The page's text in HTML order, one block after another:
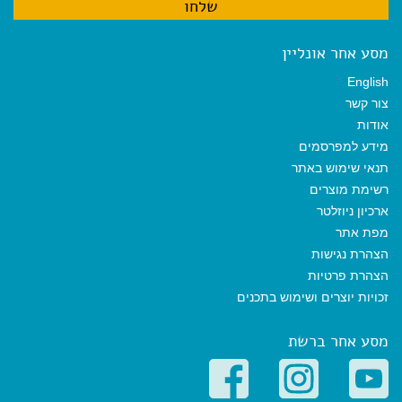
מסע אחר אונליין
English
צור קשר
אודות
מידע למפרסמים
תנאי שימוש באתר
רשימת מוצרים
ארכיון ניוזלטר
מפת אתר
הצהרת נגישות
הצהרת פרטיות
זכויות יוצרים ושימוש בתכנים
מסע אחר ברשת